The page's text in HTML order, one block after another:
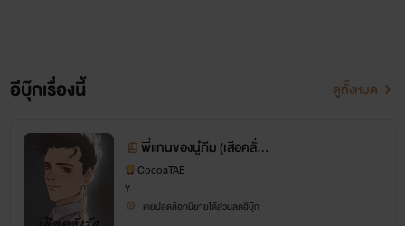
อีบุ๊กเรื่องนี้ ดูทั้งหมด
พี่แทนของนู๋ภีม (เสือคลั่งรั
ก)
CocoaTAE
Y
เคยปลดล็อกนิยายได้ส่วนลดอีบุ๊ก